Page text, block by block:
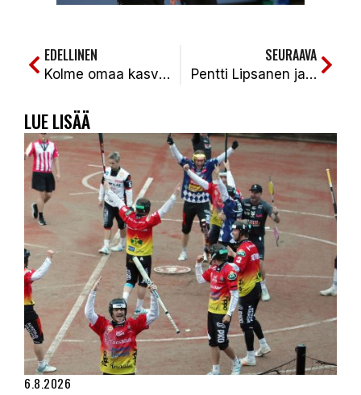
EDELLINEN
Kolme omaa kasvattia pelaajasopimuksiin – KiPan joukkueen rinki nyt kasassa kauteen 2026
SEURAAVA
Pentti Lipsanen jatkaa Kiteen Pallon puheenjohtajana
LUE LISÄÄ
6.8.2026